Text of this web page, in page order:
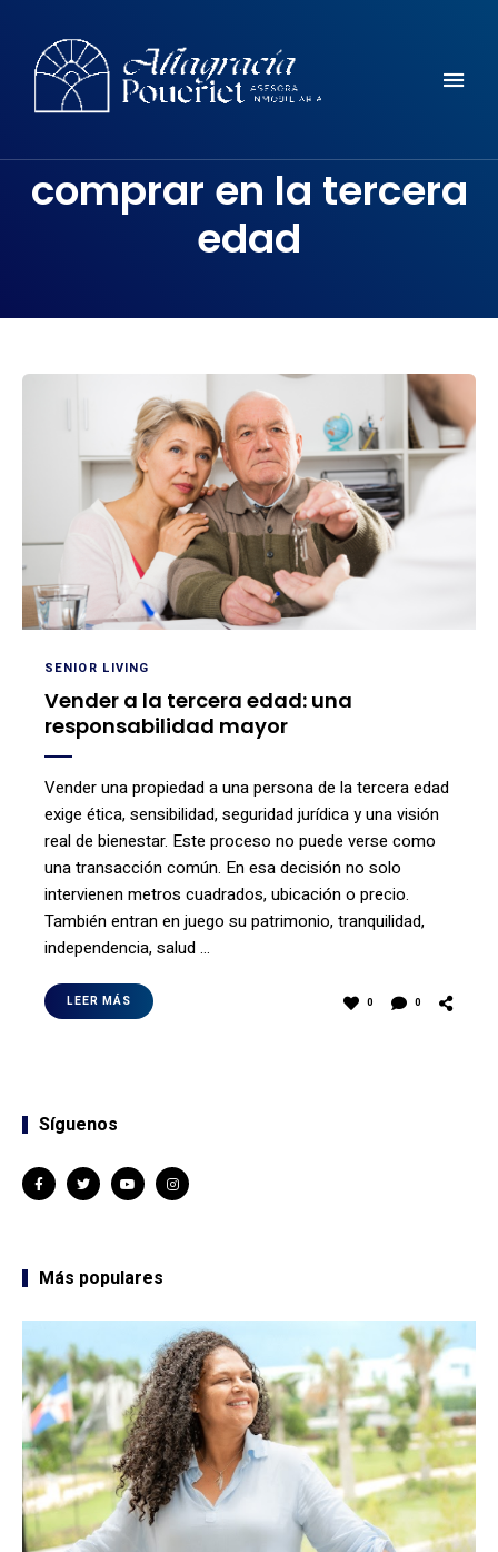
comprar en la tercera
edad
SENIOR LIVING
Vender a la tercera edad: una
responsabilidad mayor
Vender una propiedad a una persona de la tercera edad
exige ética, sensibilidad, seguridad jurídica y una visión
real de bienestar. Este proceso no puede verse como
una transacción común. En esa decisión no solo
intervienen metros cuadrados, ubicación o precio.
También entran en juego su patrimonio, tranquilidad,
independencia, salud …
LEER MÁS 0 0
Síguenos
Más populares